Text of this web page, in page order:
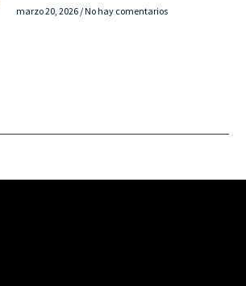
marzo 20, 2026 No hay comentarios